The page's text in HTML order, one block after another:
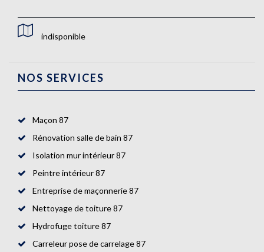
indisponible
NOS SERVICES
Maçon 87
Rénovation salle de bain 87
Isolation mur intérieur 87
Peintre intérieur 87
Entreprise de maçonnerie 87
Nettoyage de toiture 87
Hydrofuge toiture 87
Carreleur pose de carrelage 87